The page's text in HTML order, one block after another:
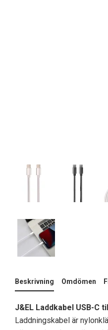
Beskrivning Omdömen
J&EL Laddkabel USB-C
Laddningskabel är